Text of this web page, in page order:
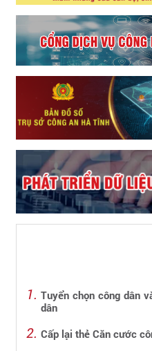
Tuyển chọn công dân
dân
Cấp lại thẻ Căn cước